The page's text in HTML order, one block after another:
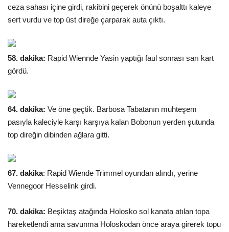
ceza sahası içine girdi, rakibini geçerek önünü boşalttı kaleye
sert vurdu ve top üst direğe çarparak auta çıktı.
58. dakika: Rapid Wiennde Yasin yaptığı faul sonrası sarı kart
gördü.
64. dakika: Ve öne geçtik. Barbosa Tabatanın muhteşem
pasıyla kaleciyle karşı karşıya kalan Bobonun yerden şutunda
top direğin dibinden ağlara gitti.
67. dakika: Rapid Wiende Trimmel oyundan alındı, yerine
Vennegoor Hesselink girdi.
70. dakika: Beşiktaş atağında Holosko sol kanata atılan topa
hareketlendi ama savunma Holoskodan önce araya girerek topu